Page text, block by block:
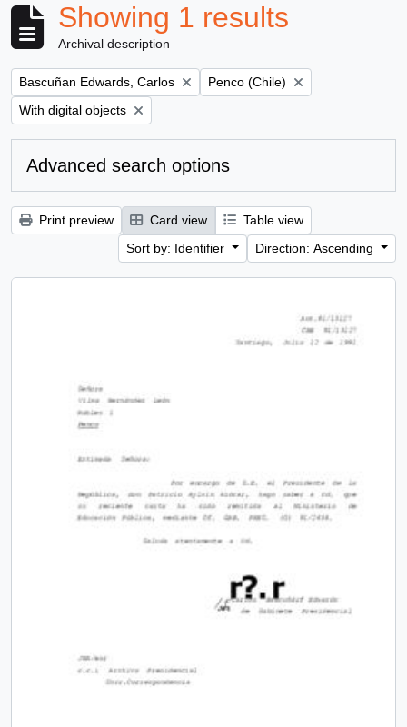
Showing 1 results
Archival description
Remove filter:
Bascuñan Edwards, Carlos Remove filter:
Penco (Chile)
Remove filter:
With digital objects
Advanced search options
Print preview Card view
Table view
Sort by: Identifier
Direction: Ascending